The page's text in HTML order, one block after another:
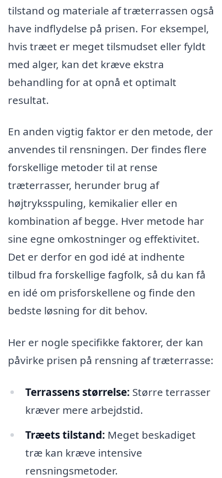
tilstand og materiale af træterrassen også
have indflydelse på prisen. For eksempel,
hvis træet er meget tilsmudset eller fyldt
med alger, kan det kræve ekstra
behandling for at opnå et optimalt
resultat.
En anden vigtig faktor er den metode, der
anvendes til rensningen. Der findes flere
forskellige metoder til at rense
træterrasser, herunder brug af
højtryksspuling, kemikalier eller en
kombination af begge. Hver metode har
sine egne omkostninger og effektivitet.
Det er derfor en god idé at indhente
tilbud fra forskellige fagfolk, så du kan få
en idé om prisforskellene og finde den
bedste løsning for dit behov.
Her er nogle specifikke faktorer, der kan
påvirke prisen på rensning af træterrasse:
Terrassens størrelse: Større terrasser
kræver mere arbejdstid.
Træets tilstand: Meget beskadiget
træ kan kræve intensive
rensningsmetoder.